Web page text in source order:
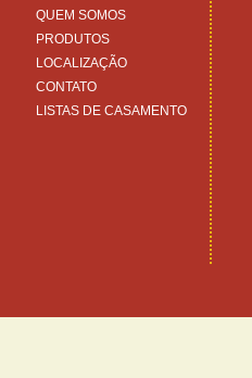
QUEM SOMOS
PRODUTOS
LOCALIZAÇÃO
CONTATO
LISTAS DE CASAMENTO